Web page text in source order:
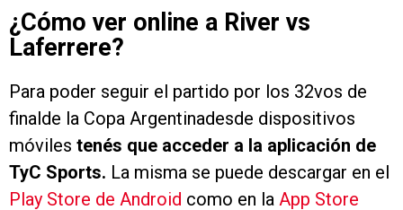
¿Cómo ver online a River vs
Laferrere?
Para poder seguir el partido por los 32vos de
finalde la Copa Argentinadesde dispositivos
móviles tenés que acceder a la aplicación de
TyC Sports. La misma se puede descargar en el
Play Store de Android como en la App Store